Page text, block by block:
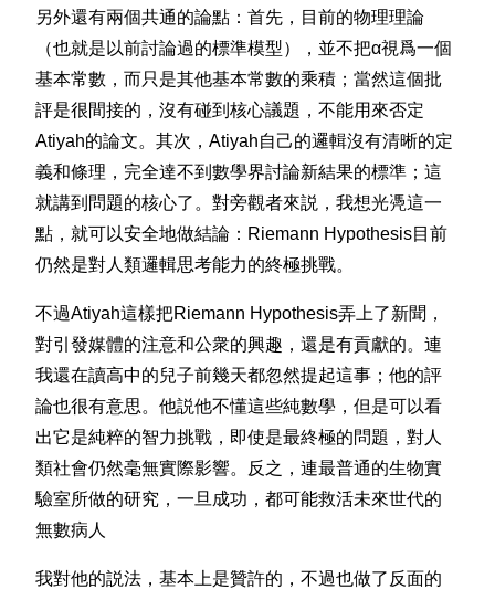
另外還有兩個共通的論點：首先，目前的物理理論
（也就是以前討論過的標準模型），並不把α視爲一個
基本常數，而只是其他基本常數的乘積；當然這個批
評是很間接的，沒有碰到核心議題，不能用來否定
Atiyah的論文。其次，Atiyah自己的邏輯沒有清晰的定
義和條理，完全達不到數學界討論新結果的標準；這
就講到問題的核心了。對旁觀者來説，我想光凴這一
點，就可以安全地做結論：Riemann Hypothesis目前
仍然是對人類邏輯思考能力的終極挑戰。
不過Atiyah這樣把Riemann Hypothesis弄上了新聞，
對引發媒體的注意和公衆的興趣，還是有貢獻的。連
我還在讀高中的兒子前幾天都忽然提起這事；他的評
論也很有意思。他説他不懂這些純數學，但是可以看
出它是純粹的智力挑戰，即使是最終極的問題，對人
類社會仍然毫無實際影響。反之，連最普通的生物實
驗室所做的研究，一旦成功，都可能救活未來世代的
無數病人
我對他的説法，基本上是贊許的，不過也做了反面的